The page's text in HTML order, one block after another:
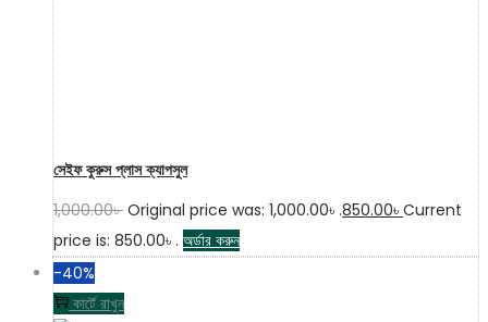
সেইফ কুরুস প্লাস ক্যাপসুল
1,000.00৳ Original price was: 1,000.00৳ .850.00৳ Current
price is: 850.00৳ . অর্ডার করুন
-40%
কার্টে রাখুন